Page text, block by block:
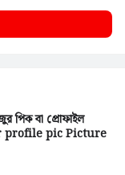
পিক বা প্রোফাইল
profile pic Picture